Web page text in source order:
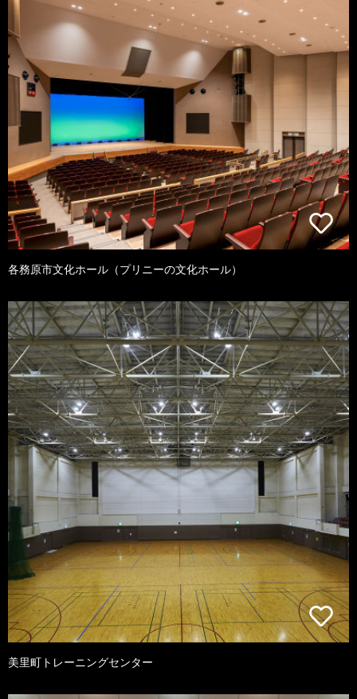
各務原市文化ホール（プリニーの文化ホール）
美里町トレーニングセンター